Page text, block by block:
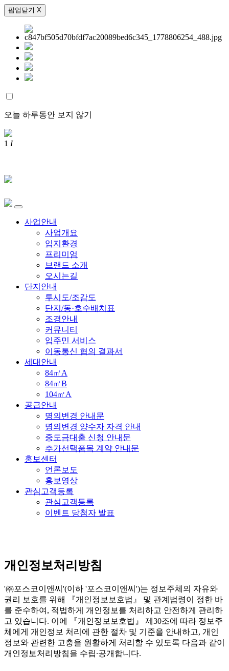
팝업닫기 X
오늘 하루동안 보지 않기
1 I
사업안내
사업개요
입지환경
프리미엄
브랜드 소개
오시는길
단지안내
투시도/조감도
단지/동·호수배치표
조경안내
커뮤니티
입주민 서비스
이동통신 협의 결과서
세대안내
84㎡A
84㎡B
104㎡A
공급안내
명의변경 안내문
명의변경 양수자 자격 안내
중도금대출 신청 안내문
추가선택품목 계약 안내문
홍보센터
언론보도
홍보영상
관심고객등록
관심고객등록
이벤트 당첨자 발표
개인정보처리방침
'㈜포스코이앤씨'(이하 '포스코이앤씨')는 정보주체의 자유와
권리 보호를 위해 『개인정보보호법』 및 관계법령이 정한 바
를 준수하여, 적법하게 개인정보를 처리하고 안전하게 관리하
고 있습니다. 이에 『개인정보보호법』 제30조에 따라 정보주
체에게 개인정보 처리에 관한 절차 및 기준을 안내하고, 개인
정보와 관련한 고충을 원활하게 처리할 수 있도록 다음과 같이
개인정보처리방침을 수립∙공개합니다.